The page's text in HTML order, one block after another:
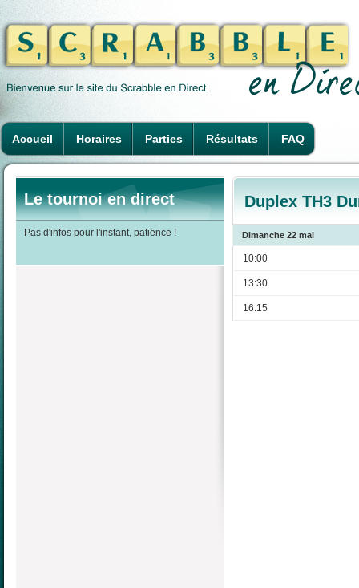
Accueil Horaires Parties Résultats FAQ
Le tournoi en direct
Pas d'infos pour l'instant, patience !
Duplex TH3
Dimanche 22 mai
10:00
13:30
16:15